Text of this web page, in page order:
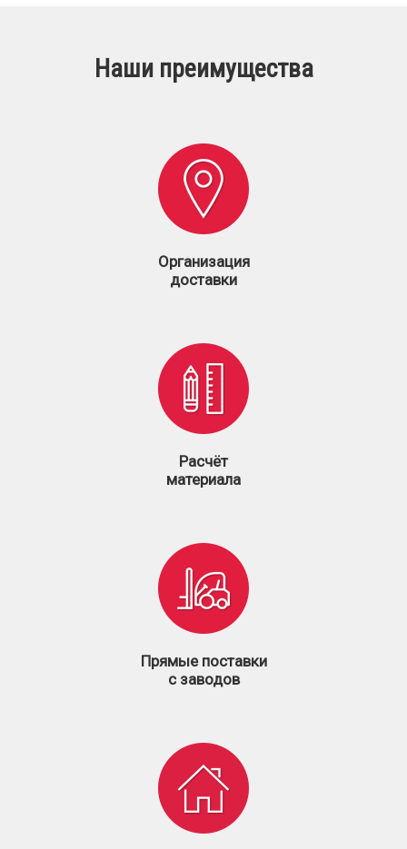
Наши преимущества
Организация
доставки
Расчёт
материала
Прямые поставки
с заводов